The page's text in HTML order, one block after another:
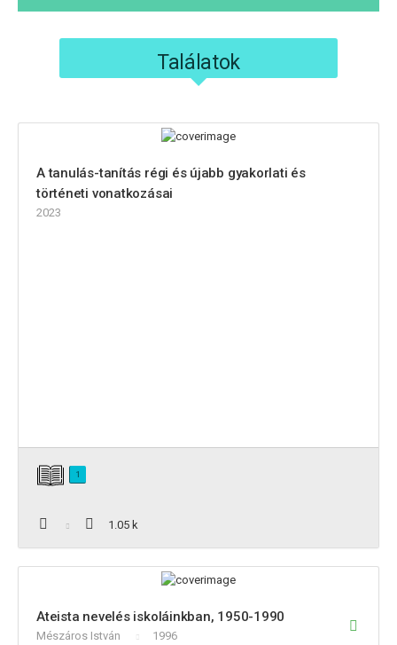
Találatok
A tanulás-tanítás régi és újabb gyakorlati és
történeti vonatkozásai
2023
1
1.05 k
Ateista nevelés iskoláinkban, 1950-1990
Mészáros István 1996